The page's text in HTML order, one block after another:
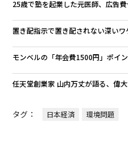
25歳で塾を起業した元医師、広告
置き配指示で置き配されない深い
モンベルの「年会費1500円」ポイ
任天堂創業家 山内万丈が語る、偉
タグ： 日本経済 環境問題